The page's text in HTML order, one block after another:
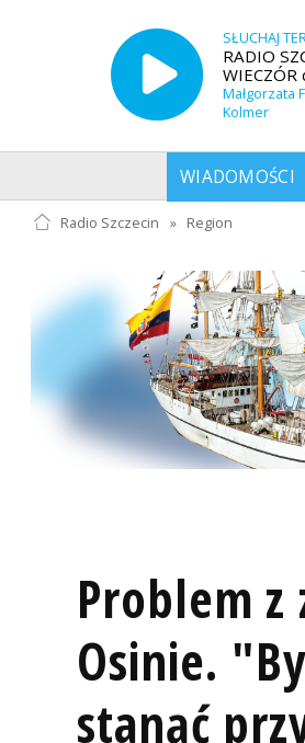
SŁUCHAJ
RADIO
WIECZÓR
Małgorzata
Kolmer
WIADOMOŚCI
Radio Szczecin » Region
Problem z
Osinie.
stanąć